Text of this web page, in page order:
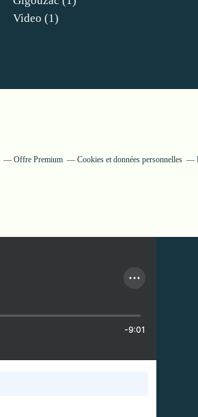
Video (1)
Offre Premium Cookies et données personnelles
-9:01